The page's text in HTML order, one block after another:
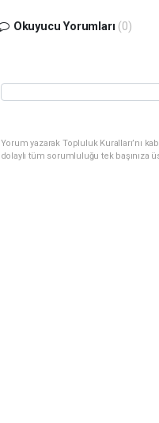
Okuyucu Yorumları (0)
Yorum yazarak Topluluk Kuralları’nı
dolaylı tüm sorumluluğu tek